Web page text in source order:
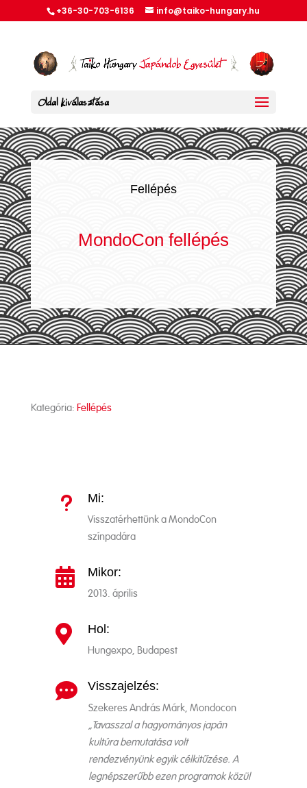
+36-30-703-6136 info@taiko-hungary.hu
Oldal kiválasztása
Fellépés
MondoCon fellépés
Kategória: Fellépés
u Mi:
Visszatérhettünk a MondoCon
színpadára
 Mikor:
2013. április
 Hol:
Hungexpo, Budapest
 Visszajelzés:
Szekeres András Márk, Mondocon
„Tavasszal a hagyományos japán
kultúra bemutatása volt
rendezvényünk egyik célkitűzése. A
legnépszerűbb ezen programok közül